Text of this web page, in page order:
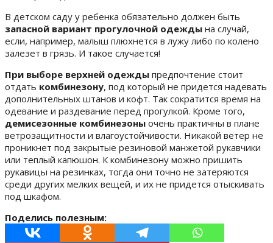
В детском саду у ребенка обязательно должен быть
запасной вариант прогулочной одежды на случай,
если, например, малыш плюхнется в лужу либо по колено
залезет в грязь. И такое случается!
При выборе верхней одежды предпочтение стоит
отдать комбинезону, под который не придется надевать
дополнительных штанов и кофт. Так сократится время на
одевание и раздевание перед прогулкой. Кроме того,
демисезонные комбинезоны очень практичны в плане
ветрозащитности и влагоустойчивости. Никакой ветер не
проникнет под закрытые резиновой манжетой рукавчики
или теплый капюшон. К комбинезону можно пришить
рукавицы на резинках, тогда они точно не затеряются
среди других мелких вещей, и их не придется отыскивать
под шкафом.
Поделись полезным: